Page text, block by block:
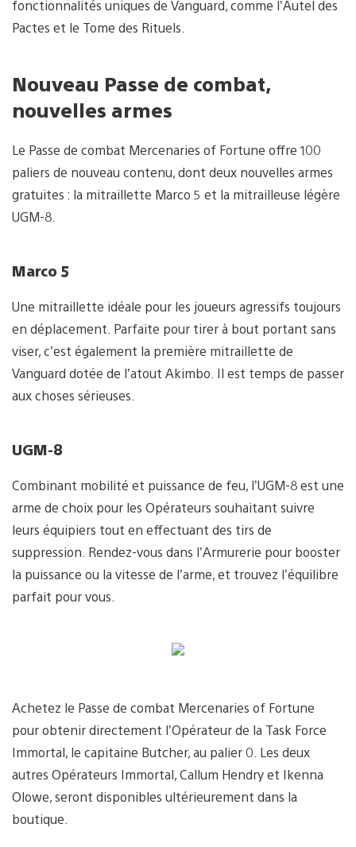
fonctionnalités uniques de Vanguard, comme l’Autel des
Pactes et le Tome des Rituels.
Nouveau Passe de combat,
nouvelles armes
Le Passe de combat Mercenaries of Fortune offre 100
paliers de nouveau contenu, dont deux nouvelles armes
gratuites : la mitraillette Marco 5 et la mitrailleuse légère
UGM-8.
Marco 5
Une mitraillette idéale pour les joueurs agressifs toujours
en déplacement. Parfaite pour tirer à bout portant sans
viser, c’est également la première mitraillette de
Vanguard dotée de l’atout Akimbo. Il est temps de passer
aux choses sérieuses.
UGM-8
Combinant mobilité et puissance de feu, l’UGM-8 est une
arme de choix pour les Opérateurs souhaitant suivre
leurs équipiers tout en effectuant des tirs de
suppression. Rendez-vous dans l’Armurerie pour booster
la puissance ou la vitesse de l’arme, et trouvez l’équilibre
parfait pour vous.
Achetez le Passe de combat Mercenaries of Fortune
pour obtenir directement l’Opérateur de la Task Force
Immortal, le capitaine Butcher, au palier 0. Les deux
autres Opérateurs Immortal, Callum Hendry et Ikenna
Olowe, seront disponibles ultérieurement dans la
boutique.